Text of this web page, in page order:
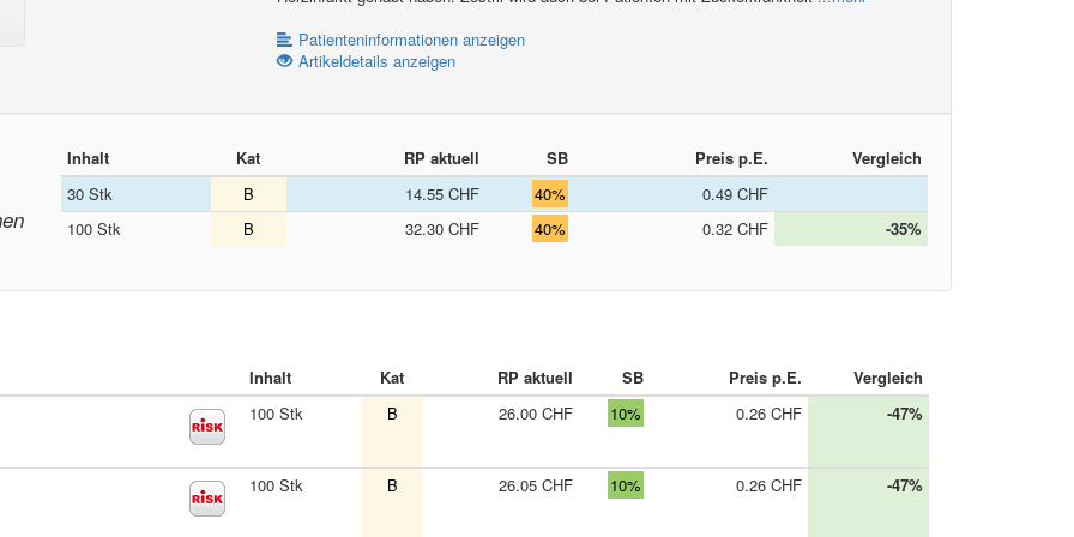
Patienteninformationen anzeigen
Artikeldetails anzeigen
Inhalt Kat RP aktuell SB Preis p.E.
Vergleich
30 Stk
B 14.55 CHF 40%
0.49 CHF
100 Stk
B 32.30 CHF 40% 0.32 CHF -35%
Inhalt Kat RP aktuell SB Preis p.E.
Vergleich
100 Stk
B 26.00 CHF 10% 0.26 CHF -47%
100 Stk B 26.05 CHF 10% 0.26 CHF -47%